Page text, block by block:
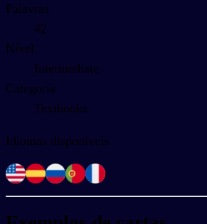
Palavras
42
Nível
Intermediate
Categoria
Textbooks
Idiomas disponíveis